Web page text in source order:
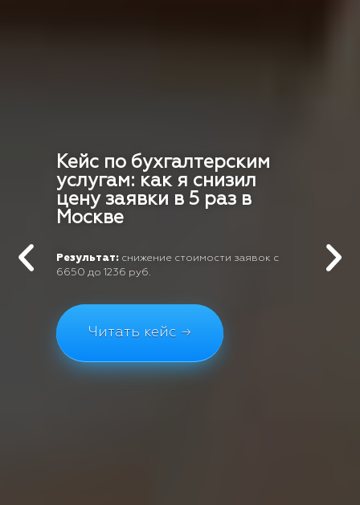
Кейс по бухгалтерским
услугам: как я снизил
цену заявки в 5 раз в
Москве
Результат: снижение стоимости заявок с
6650 до 1236 руб.
Читать кейс →